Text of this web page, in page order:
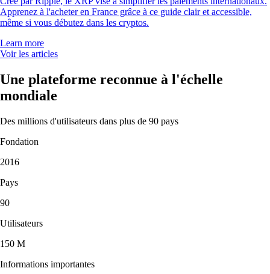
Apprenez à l'acheter en France grâce à ce guide clair et accessible,
même si vous débutez dans les cryptos.
Learn more
Voir les articles
Une plateforme reconnue à l'échelle
mondiale
Des millions d'utilisateurs dans plus de 90 pays
Fondation
2016
Pays
90
Utilisateurs
150 M
Informations importantes